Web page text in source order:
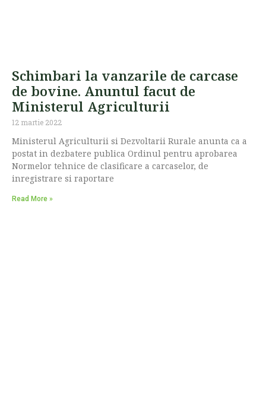
Schimbari la vanzarile de carcase
de bovine. Anuntul facut de
Ministerul Agriculturii
12 martie 2022
Ministerul Agriculturii si Dezvoltarii Rurale anunta ca a
postat in dezbatere publica Ordinul pentru aprobarea
Normelor tehnice de clasificare a carcaselor, de
inregistrare si raportare
Read More »